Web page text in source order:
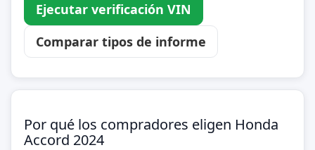
Ejecutar verificación VIN
Comparar tipos de informe
Por qué los compradores eligen Honda
Accord 2024